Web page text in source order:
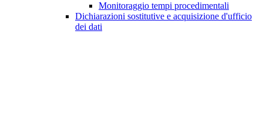
Monitoraggio tempi procedimentali
Dichiarazioni sostitutive e acquisizione d'ufficio
dei dati